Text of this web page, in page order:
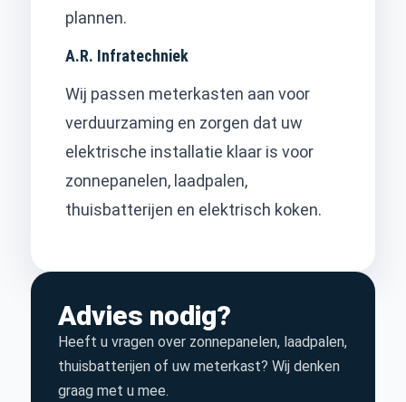
plannen.
A.R. Infratechniek
Wij passen meterkasten aan voor
verduurzaming en zorgen dat uw
elektrische installatie klaar is voor
zonnepanelen, laadpalen,
thuisbatterijen en elektrisch koken.
Advies nodig?
Heeft u vragen over zonnepanelen, laadpalen,
thuisbatterijen of uw meterkast? Wij denken
graag met u mee.